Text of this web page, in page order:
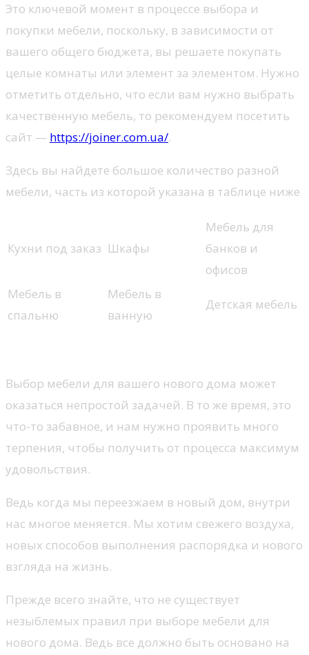
Это ключевой момент в процессе выбора и
покупки мебели, поскольку, в зависимости от
вашего общего бюджета, вы решаете покупать
целые комнаты или элемент за элементом. Нужно
отметить отдельно, что если вам нужно выбрать
качественную мебель, то рекомендуем посетить
сайт — https://joiner.com.ua/.
Здесь вы найдете большое количество разной
мебели, часть из которой указана в таблице ниже
Кухни под заказ Шкафы
Мебель для
банков и
офисов
Мебель в
спальню
Мебель в
ванную
Детская мебель
Выбор мебели для вашего нового дома может
оказаться непростой задачей. В то же время, это
что-то забавное, и нам нужно проявить много
терпения, чтобы получить от процесса максимум
удовольствия.
Ведь когда мы переезжаем в новый дом, внутри
нас многое меняется. Мы хотим свежего воздуха,
новых способов выполнения распорядка и нового
взгляда на жизнь.
Прежде всего знайте, что не существует
незыблемых правил при выборе мебели для
нового дома. Ведь все должно быть основано на